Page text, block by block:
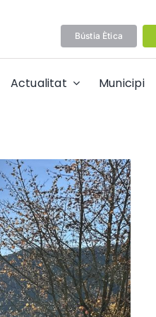
Bústia Ètica
Actualitat Municipi